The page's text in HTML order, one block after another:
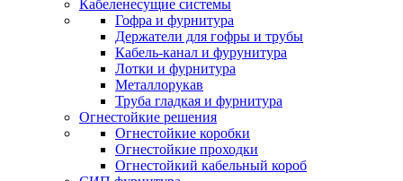
Кабеленесущие системы
Гофра и фурнитура
Держатели для гофры и трубы
Кабель-канал и фурунитура
Лотки и фурнитура
Металлорукав
Труба гладкая и фурнитура
Огнестойкие решения
Огнестойкие коробки
Огнестойкие проходки
Огнестойкий кабельный короб